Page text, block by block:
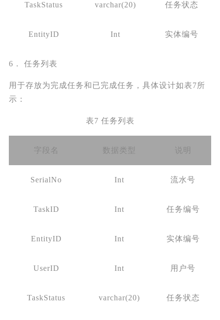
TaskStatus varchar(20) 任务状态
EntityID Int 实体编号
6． 任务列表
用于存放为完成任务和已完成任务，具体设计如表7所
示：
表7 任务列表
字段名 数据类型 说明
SerialNo Int 流水号
TaskID Int 任务编号
EntityID Int 实体编号
UserID Int 用户号
TaskStatus varchar(20) 任务状态